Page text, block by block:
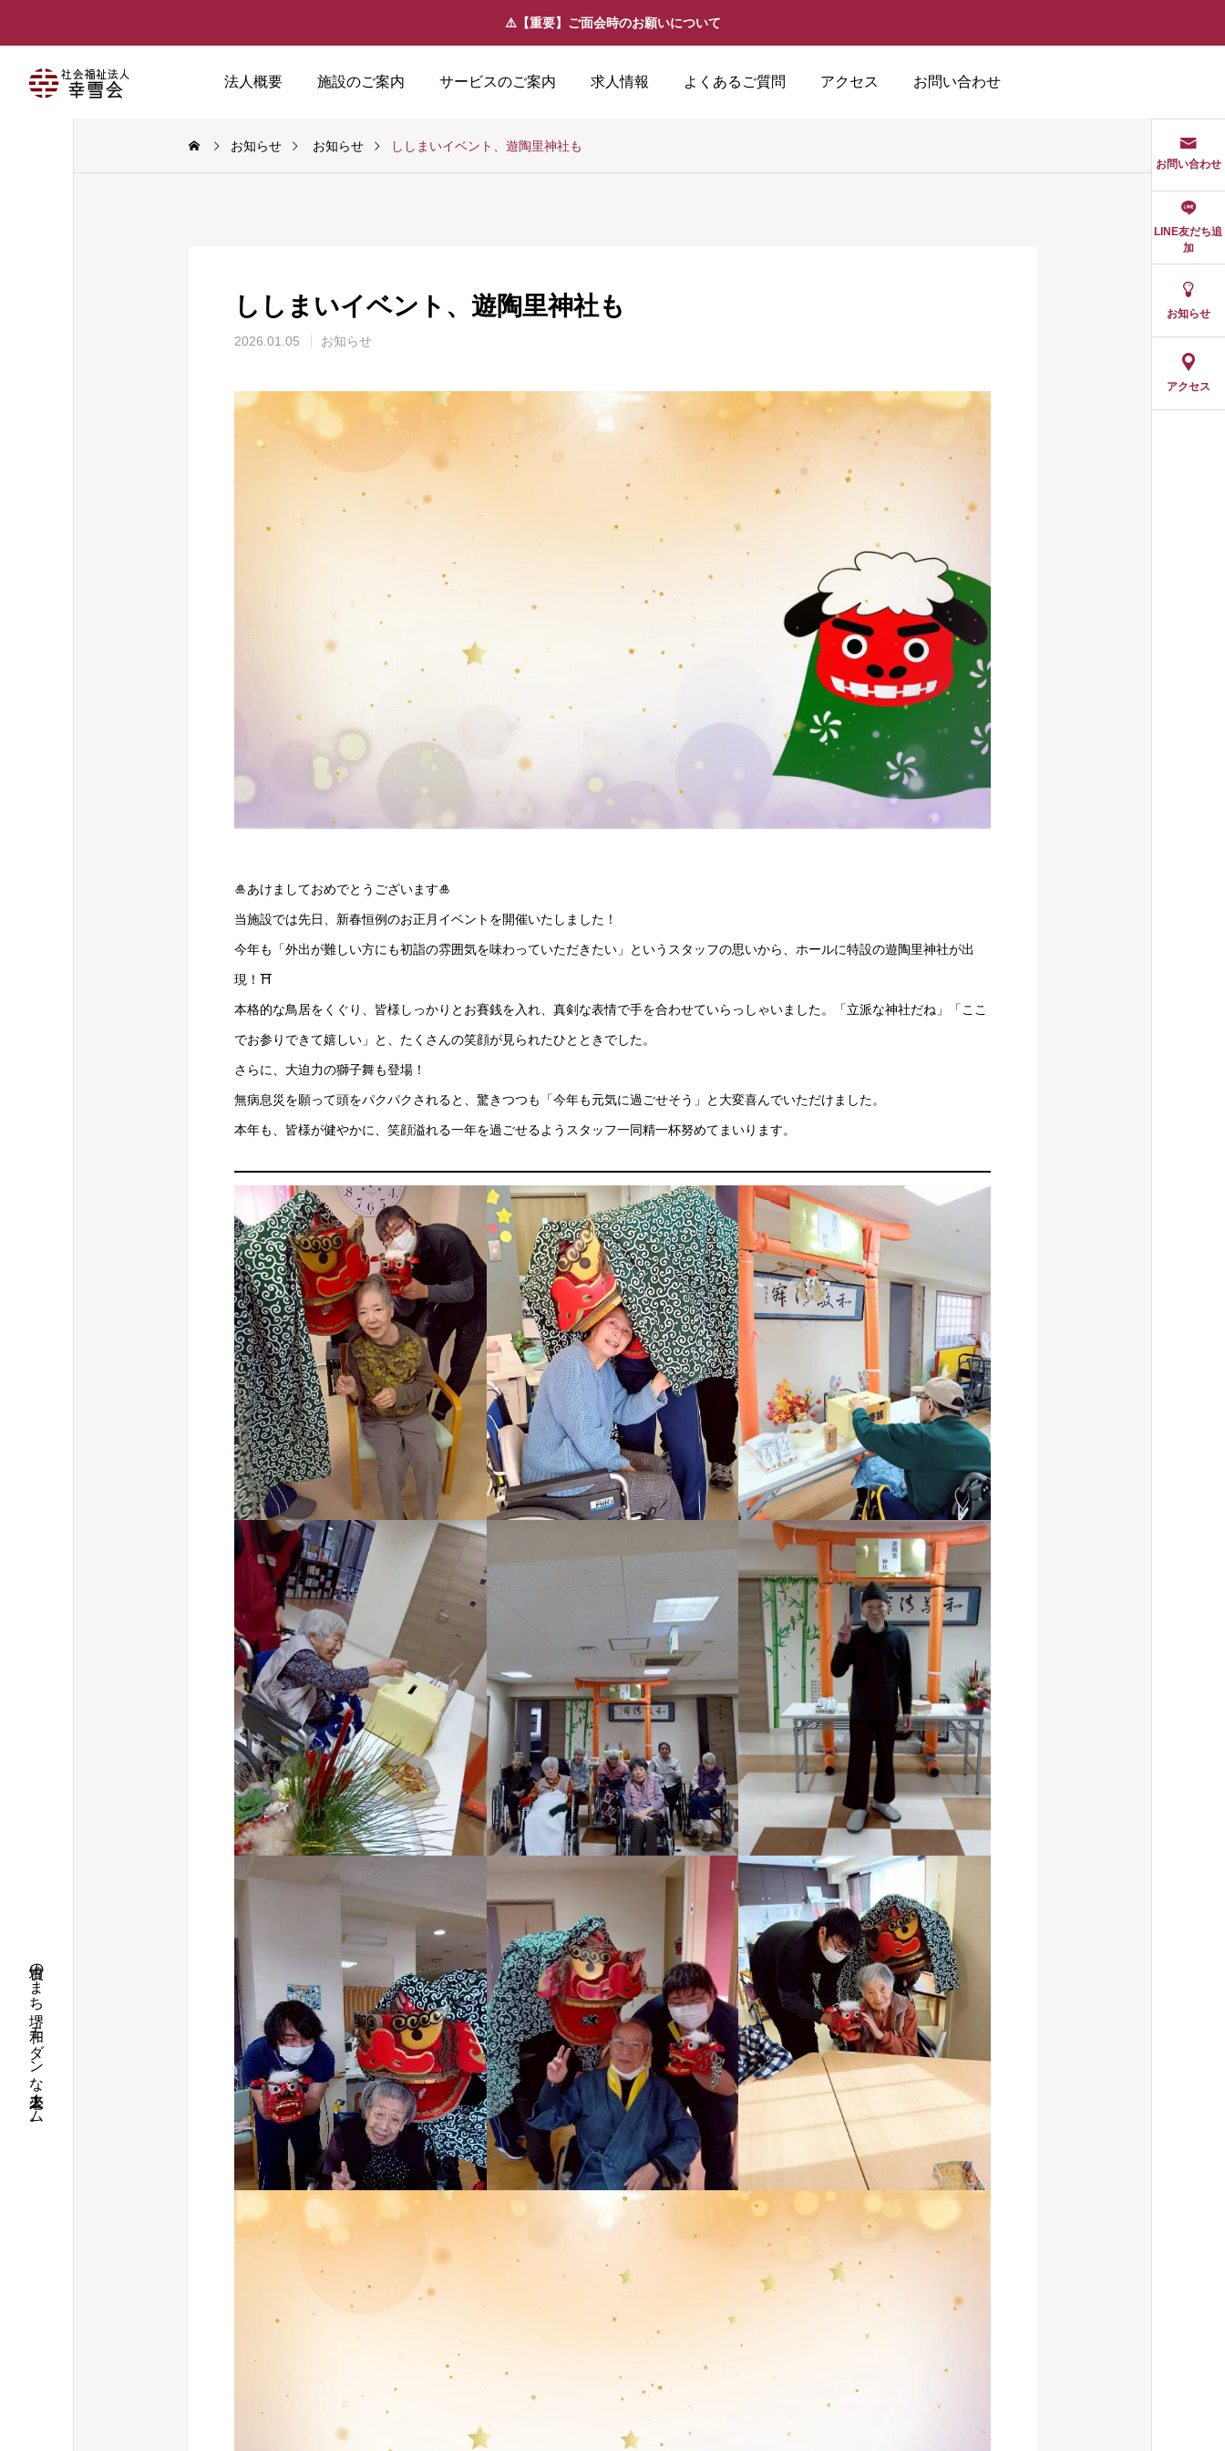
⚠️【重要】ご面会時のお願いについて
法人概要 施設のご案内 サービスのご案内 求人情報 よくあるご質問 アクセス お問い合わせ
古墳のまち堺、和モダンな老人ホーム。
お問い合わせ
LINE友だち追
加
お知らせ
アクセス
お知らせ お知らせ ししまいイベント、遊陶里神社も
ししまいイベント、遊陶里神社も
2026.01.05 お知らせ
🎍あけましておめでとうございます🎍
当施設では先日、新春恒例のお正月イベントを開催いたしました！
今年も「外出が難しい方にも初詣の雰囲気を味わっていただきたい」というスタッフの思いから、ホールに特設の遊陶里神社が出
現！⛩️
本格的な鳥居をくぐり、皆様しっかりとお賽銭を入れ、真剣な表情で手を合わせていらっしゃいました。「立派な神社だね」「ここ
でお参りできて嬉しい」と、たくさんの笑顔が見られたひとときでした。
さらに、大迫力の獅子舞も登場！
無病息災を願って頭をパクパクされると、驚きつつも「今年も元気に過ごせそう」と大変喜んでいただけました。
本年も、皆様が健やかに、笑顔溢れる一年を過ごせるようスタッフ一同精一杯努めてまいります。